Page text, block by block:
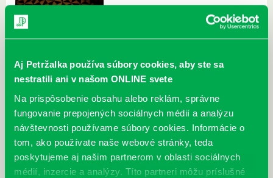
Aj Petržalka používa súbory cookies, aby ste sa
nestratili ani v našom ONLINE svete
Na prispôsobenie obsahu alebo reklám, správne
fungovanie prepojených sociálnych médií a analýzu
návštevnosti používame súbory cookies. Informácie o
tom, ako používate naše webové stránky, teda
poskytujeme aj našim partnerom v oblasti sociálnych
médií, inzercie a analýzy. Títo partneri môžu príslušné